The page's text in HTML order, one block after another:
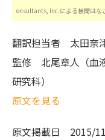
onsultants, Inc.による検閲はな
翻訳担当者 太田奈
監修 北尾章人（血
研究科）
原文を見る
原文掲載日 2015/